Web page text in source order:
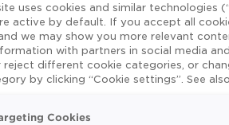
uses cookies and similar technologies
active by default. If you accept all
we may show you more relevant
with partners in social media
reject different cookie categories, or
by clicking “Cookie settings”. See
Cookies